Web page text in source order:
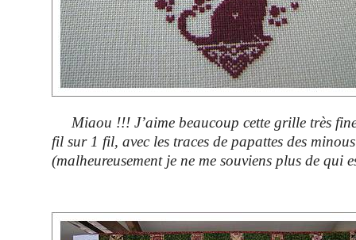
Miaou !!! J’aime beaucoup cette grille très
fil sur 1 fil, avec les traces de papattes des
(malheureusement je ne me souviens plus de